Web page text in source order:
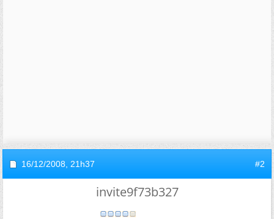
16/12/2008, 21h37 #2
invite9f73b327